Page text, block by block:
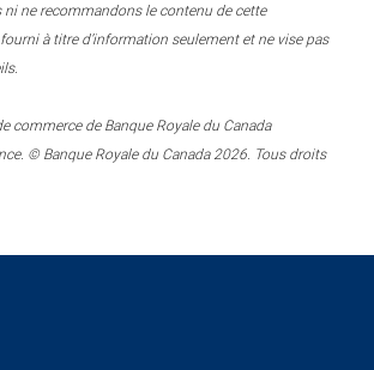
ni ne recommandons le contenu de cette
à titre d’information seulement et ne vise pas
commerce de Banque Royale du Canada
© Banque Royale du Canada 2026. Tous droits